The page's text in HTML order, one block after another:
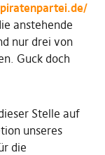
anstehende
nur drei von
Guck doch
Stelle auf
unseres
die